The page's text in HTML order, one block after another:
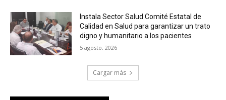
Instala Sector Salud Comité Estatal de
Calidad en Salud para garantizar un trato
digno y humanitario a los pacientes
5 agosto, 2026
Cargar más